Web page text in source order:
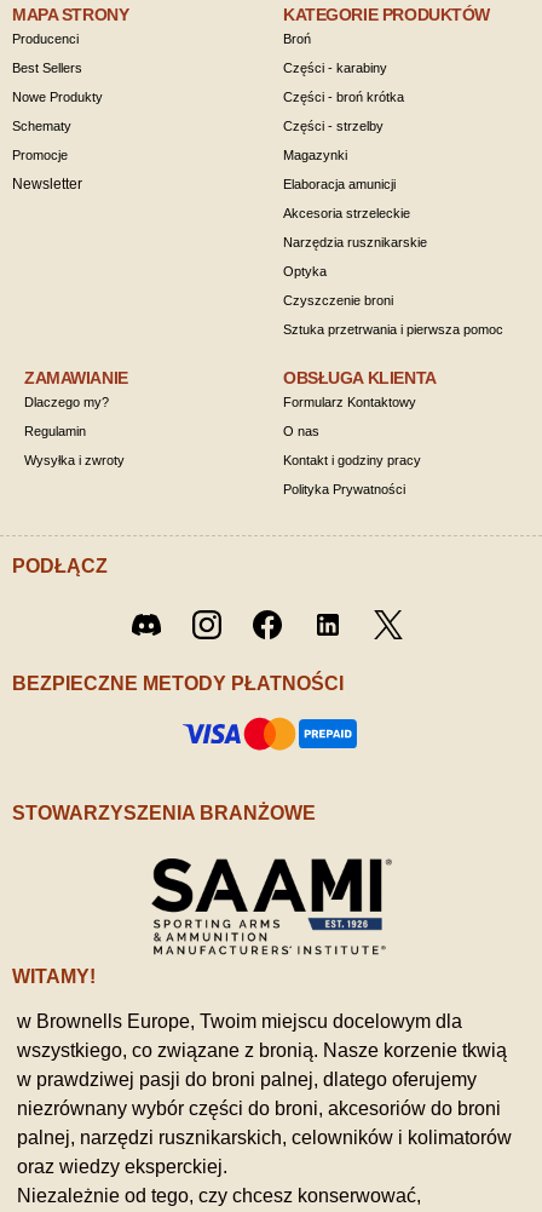
MAPA STRONY
Producenci
Best Sellers
Nowe Produkty
Schematy
Promocje
Newsletter
KATEGORIE PRODUKTÓW
Broń
Części - karabiny
Części - broń krótka
Części - strzelby
Magazynki
Elaboracja amunicji
Akcesoria strzeleckie
Narzędzia rusznikarskie
Optyka
Czyszczenie broni
Sztuka przetrwania i pierwsza pomoc
ZAMAWIANIE
Dlaczego my?
Regulamin
Wysyłka i zwroty
OBSŁUGA KLIENTA
Formularz Kontaktowy
O nas
Kontakt i godziny pracy
Polityka Prywatności
PODŁĄCZ
Discord Instagram Facebook LinkedIn
BEZPIECZNE METODY PŁATNOŚCI
STOWARZYSZENIA BRANŻOWE
WITAMY!
w Brownells Europe, Twoim miejscu docelowym dla
wszystkiego, co związane z bronią. Nasze korzenie tkwią
w prawdziwej pasji do broni palnej, dlatego oferujemy
niezrównany wybór części do broni, akcesoriów do broni
palnej, narzędzi rusznikarskich, celowników i kolimatorów
oraz wiedzy eksperckiej.
Niezależnie od tego, czy chcesz konserwować,